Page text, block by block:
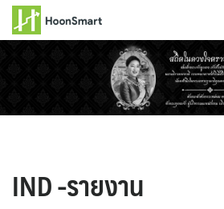
IND -รายงาน